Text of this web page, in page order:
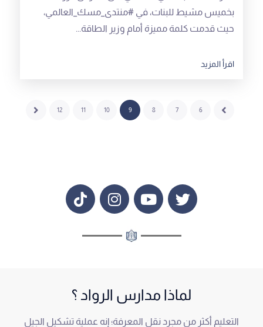
بخميس مشيط للبنات، في #منتدى_مسك_العالمي،
حيث قدمت كلمة مميزة أمام وزير الطاقة...
اقرأ المزيد
6
7
8
9
10
11
12
لماذا مدارس الرواد ؟
التعليم أكثر من مجرد نقل المعرفة؛ إنه عملية تشكيل الجيل